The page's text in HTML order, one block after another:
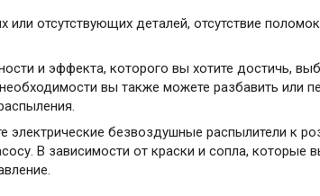
отсутствующих деталей, отсутствие
и эффекта, которого вы хотите достичь,
вы также можете разбавить или
безвоздушные распылители к
В зависимости от краски и сопла, которые